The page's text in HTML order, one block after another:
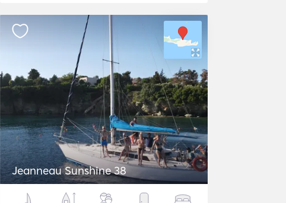
Jeanneau Sunshine 38